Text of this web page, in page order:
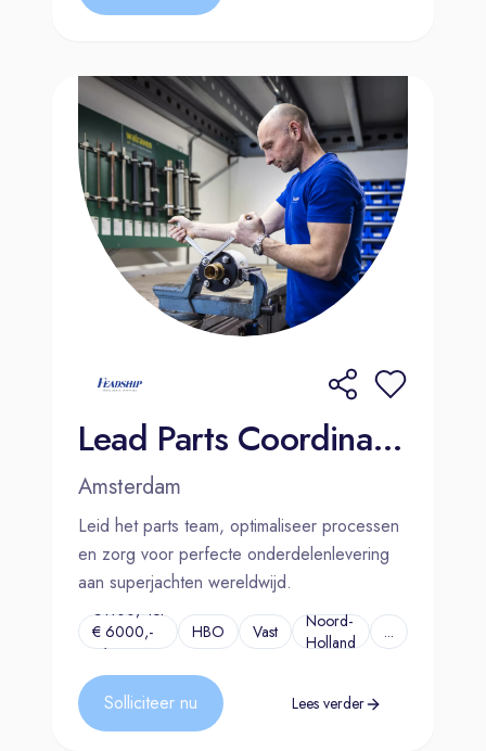
Lead Parts Coordinator | Amsterdam
Amsterdam
Leid het parts team, optimaliseer processen
en zorg voor perfecte onderdelenlevering
aan superjachten wereldwijd.
€4100,- tot
€ 6000,-
p/m
HBO Vast
Noord-
Holland
...
Solliciteer nu Lees verder